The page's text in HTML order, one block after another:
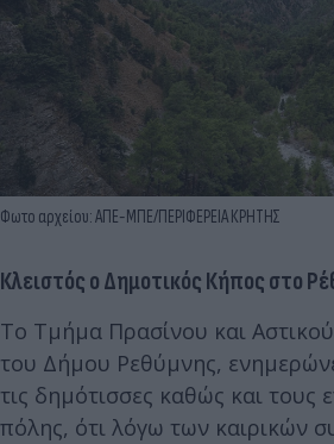
Φωτο αρχείου: ΑΠΕ-ΜΠΕ/ΠΕΡΙΦΕΡΕΙΑ ΚΡΗΤΗΣ
Κλειστός ο Δημοτικός Κήπος στο
To Τμήμα Πρασίνου και
του Δήμου Ρεθύμνης,
τις δημότισσες καθώς και τους
πόλης, ότι λόγω των καιρικών